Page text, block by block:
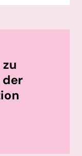
der